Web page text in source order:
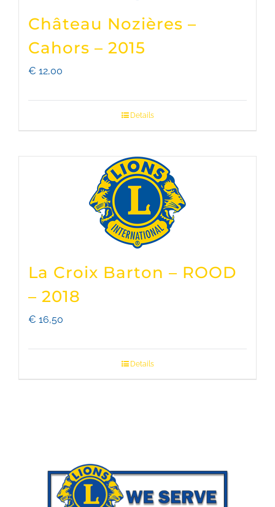
Château Nozières –
Cahors – 2015
€ 12,00
Details
La Croix Barton – ROOD
– 2018
€ 16,50
Details